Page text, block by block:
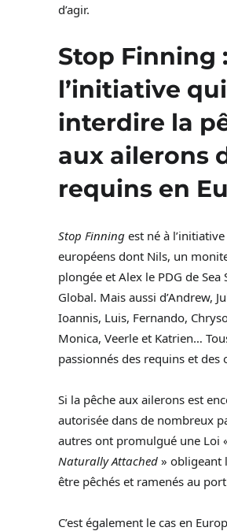
d’agir.
Stop Finning :
l’initiative
interdire la
aux ailerons
requins en
Stop Finning est né à
européens dont Nils, un
plongée et Alex le PDG de Sea
Global. Mais aussi d’Andrew,
Ioannis, Luis, Fernando,
Monica, Veerle et Katrien…
passionnés des requins et des
Si la pêche aux ailerons est
autorisée dans de nombreux
autres ont promulgué une Loi
Naturally Attached » obligeant
être pêchés et ramenés au
C’est également le cas en